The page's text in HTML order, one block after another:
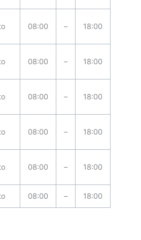
08:00 – 18:00
08:00 – 18:00
08:00 – 18:00
08:00 – 18:00
08:00 – 18:00
08:00 – 18:00